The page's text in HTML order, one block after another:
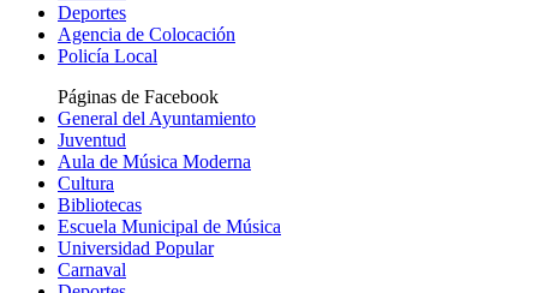
Deportes
Agencia de Colocación
Policía Local
Páginas de Facebook
General del Ayuntamiento
Juventud
Aula de Música Moderna
Cultura
Bibliotecas
Escuela Municipal de Música
Universidad Popular
Carnaval